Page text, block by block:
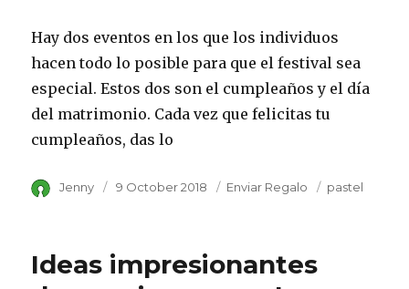
Hay dos eventos en los que los individuos
hacen todo lo posible para que el festival sea
especial. Estos dos son el cumpleaños y el día
del matrimonio. Cada vez que felicitas tu
cumpleaños, das lo
Author
Jenny
Posted
9 October 2018 Category
Enviar Regalo Tags
pastel
Ideas impresionantes